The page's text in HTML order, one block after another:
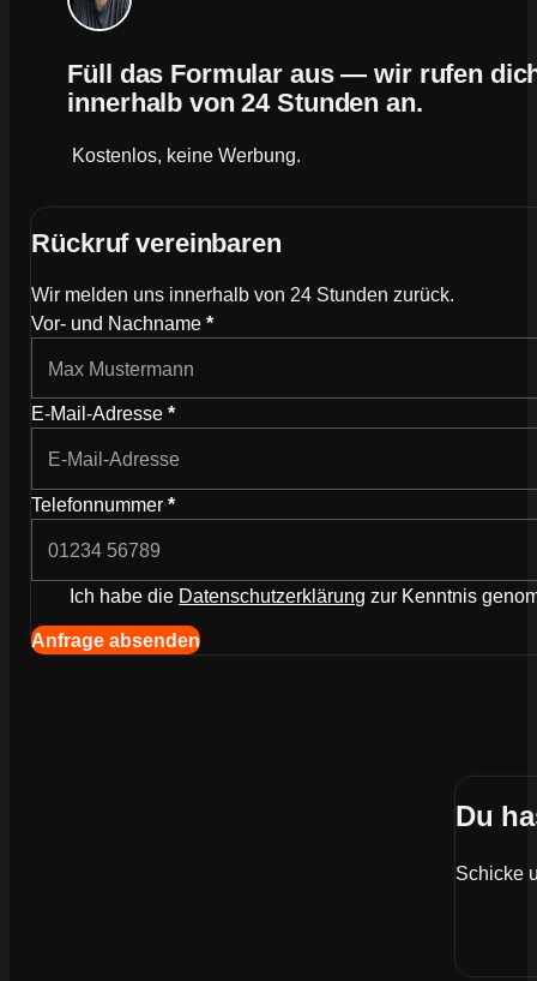
Rückruf vereinbaren
Wir melden uns innerhalb von 24 Stunden zurück.
Wie können wir dich kontaktieren?
Vor- und Nachname *
E-Mail-Adresse *
Telefonnummer *
Ich habe die Datenschutzerklärung zur Kenntnis
Navigation (Kopie) (Kopieren) (Kopieren)
Anfrage absenden
Füll das Formular aus — wir rufen
innerhalb von 24 Stunden an.
Kostenlos, keine Werbung.
Du
Schicke